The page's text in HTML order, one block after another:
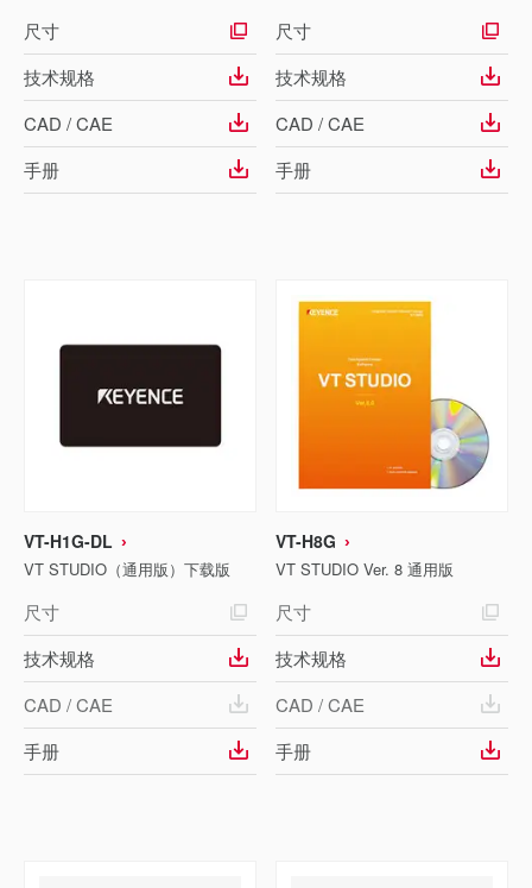
尺寸
技术规格
CAD / CAE
手册
尺寸
技术规格
CAD / CAE
手册
VT-H1G-DL
VT STUDIO（通用版）下载版
尺寸
技术规格
CAD / CAE
手册
VT-H8G
VT STUDIO Ver. 8 通用版
尺寸
技术规格
CAD / CAE
手册